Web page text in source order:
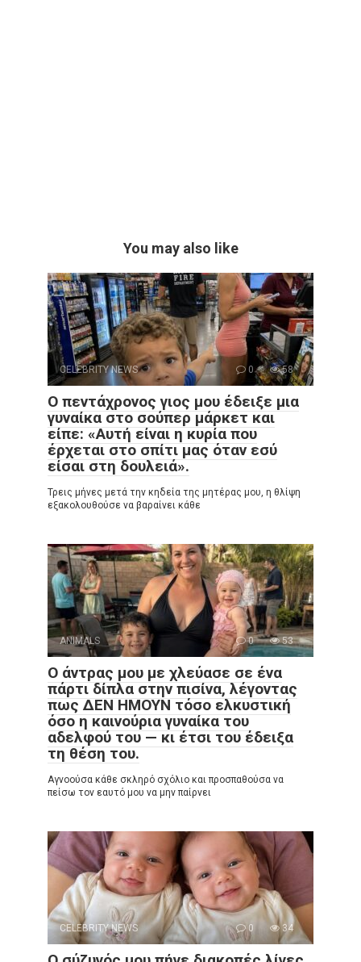
You may also like
CELEBRITY NEWS 0 58
Ο πεντάχρονος γιος μου έδειξε μια
γυναίκα στο σούπερ μάρκετ και
είπε: «Αυτή είναι η κυρία που
έρχεται στο σπίτι μας όταν εσύ
είσαι στη δουλειά».
Τρεις μήνες μετά την κηδεία της μητέρας μου, η θλίψη
εξακολουθούσε να βαραίνει κάθε
ANIMALS 0 53
Ο άντρας μου με χλεύασε σε ένα
πάρτι δίπλα στην πισίνα, λέγοντας
πως ΔΕΝ ΗΜΟΥΝ τόσο ελκυστική
όσο η καινούρια γυναίκα του
αδελφού του — κι έτσι του έδειξα
τη θέση του.
Αγνοούσα κάθε σκληρό σχόλιο και προσπαθούσα να
πείσω τον εαυτό μου να μην παίρνει
CELEBRITY NEWS 0 34